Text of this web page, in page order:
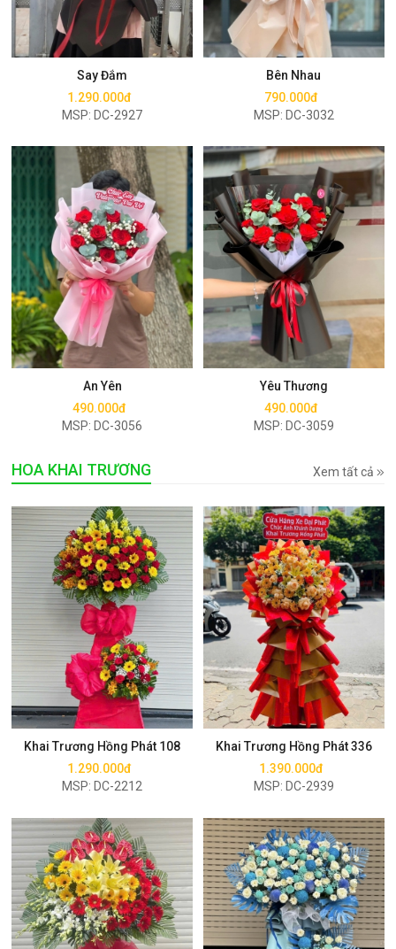
Say Đắm
1.290.000đ
MSP: DC-2927
Mua ngay
Bên Nhau
790.000đ
MSP: DC-3032
Mua ngay
An Yên
490.000đ
MSP: DC-3056
Mua ngay
Yêu Thương
490.000đ
MSP: DC-3059
Mua ngay
HOA KHAI TRƯƠNG Xem tất cả
Khai Trương Hồng Phát 108
1.290.000đ
MSP: DC-2212
Mua ngay
Khai Trương Hồng Phát 336
1.390.000đ
MSP: DC-2939
Mua ngay